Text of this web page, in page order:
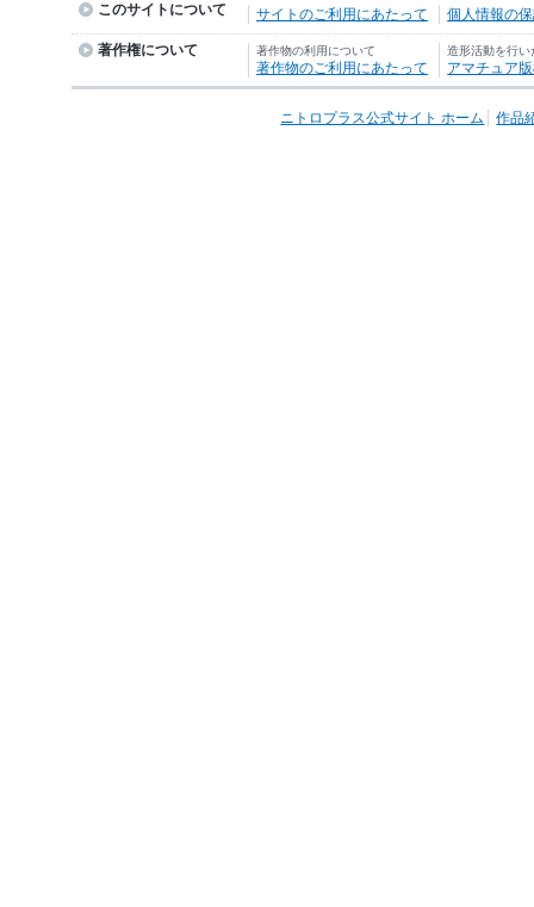
このサイトについて サイトのご利用にあたって 個人情報の
著作権について 著作物の利用について
著作物のご利用にあたって
造形活動を行い
アマチュア
ニトロプラス公式サイト ホーム 作品